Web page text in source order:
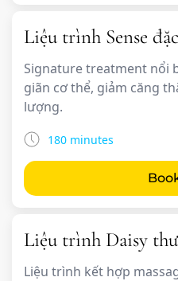
Liệu trình Sense
Signature treatment nổi
giãn cơ thể, giảm căng
lượng.
180 minutes
Liệu trình Daisy
Liệu trình kết hợp